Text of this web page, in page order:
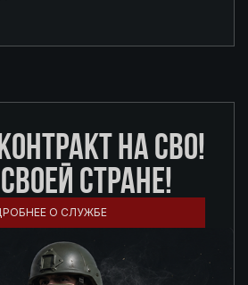
НА СВО!
СТРАНЕ!
О СЛУЖБЕ